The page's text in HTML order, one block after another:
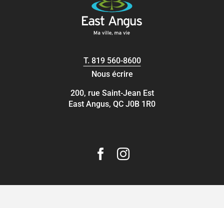
T. 819 560-8600
Nous écrire
200, rue Saint-Jean Est
East Angus, QC J0B 1R0